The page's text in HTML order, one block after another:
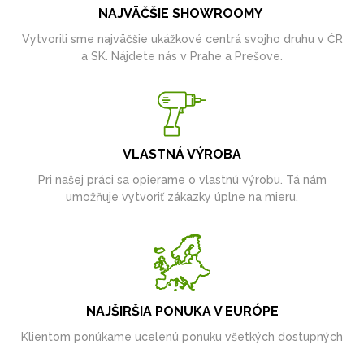
NAJVÄČŠIE SHOWROOMY
Vytvorili sme najväčšie ukážkové centrá svojho druhu v ČR
a SK. Nájdete nás v Prahe a Prešove.
VLASTNÁ VÝROBA
Pri našej práci sa opierame o vlastnú výrobu. Tá nám
umožňuje vytvoriť zákazky úplne na mieru.
NAJŠIRŠIA PONUKA V EURÓPE
Klientom ponúkame ucelenú ponuku všetkých dostupných